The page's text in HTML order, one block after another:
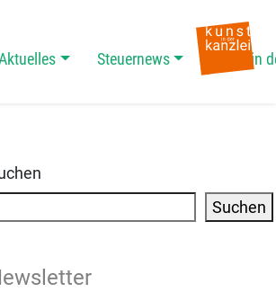
Steuernews Kunst in
Suchen